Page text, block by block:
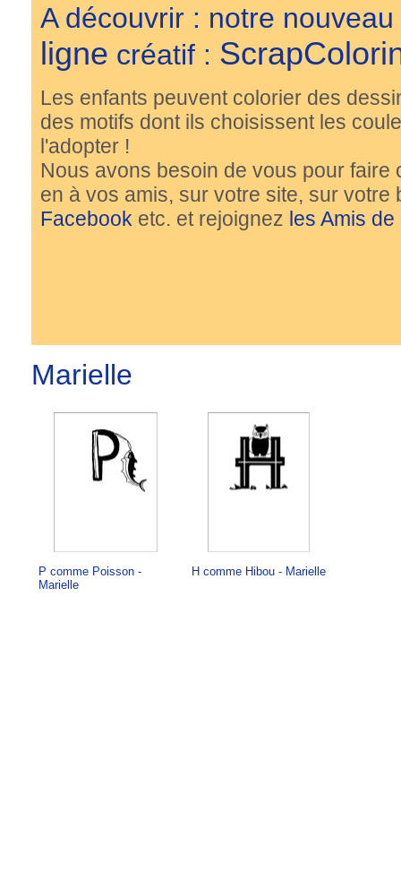
A découvrir : notre
ligne créatif :
Les enfants peuvent colorier des
des motifs dont ils choisissent les
l'adopter !
Nous avons besoin de vous pour
en à vos amis, sur votre site, sur
Facebook etc. et rejoignez les Amis
Marielle
P comme Poisson -
Marielle
H comme Hibou - Marielle